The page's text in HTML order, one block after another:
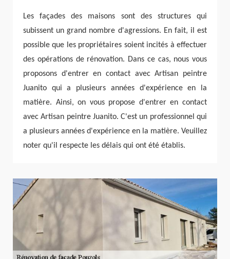
Les façades des maisons sont des structures qui
subissent un grand nombre d'agressions. En fait, il est
possible que les propriétaires soient incités à effectuer
des opérations de rénovation. Dans ce cas, nous vous
proposons d'entrer en contact avec Artisan peintre
Juanito qui a plusieurs années d'expérience en la
matière. Ainsi, on vous propose d'entrer en contact
avec Artisan peintre Juanito. C'est un professionnel qui
a plusieurs années d'expérience en la matière. Veuillez
noter qu'il respecte les délais qui ont été établis.